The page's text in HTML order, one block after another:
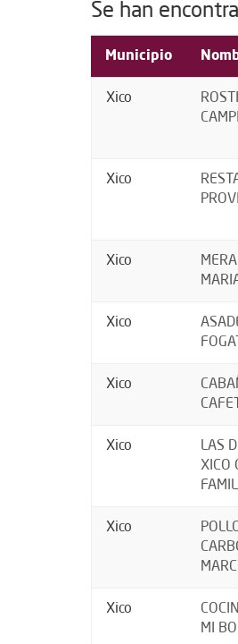
Se han
Municipio
Xico
Xico
Xico
Xico
Xico
Xico
LAS
XICO
Xico
Xico
MI